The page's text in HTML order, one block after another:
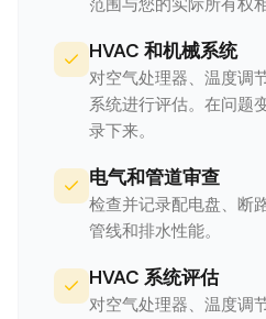
范围与您的实际所有权相
HVAC 和机械系统
对空气处理器、温度调
系统进行评估。在问题
录下来。
电气和管道审查
检查并记录配电盘、断
管线和排水性能。
HVAC 系统评估
对空气处理器、温度调